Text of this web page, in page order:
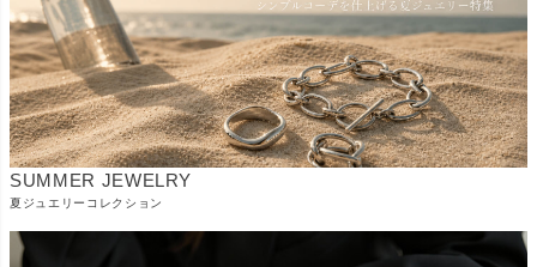
SUMMER JEWELRY
夏ジュエリーコレクション